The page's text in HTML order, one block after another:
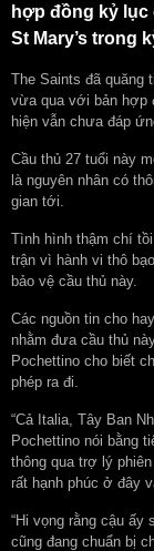
hợp đồng kỷ lục
St Mary’s trong
The Saints đã quăng
vừa qua với bản hợp
hiện vẫn chưa đáp
Cầu thủ 27 tuổi này
là nguyên nhân có
gian tới.
Tình hình thậm chí
trận vì hành vi thô
bảo vệ cầu thủ này.
Các nguồn tin cho
nhằm đưa cầu thủ
Pochettino cho biết
phép ra đi.
“Cả Italia, Tây Ban
Pochettino nói bằng
thông qua trợ lý
rất hạnh phúc ở đây
“Hi vọng rằng cậu ấy
cũng đang chuẩn bị